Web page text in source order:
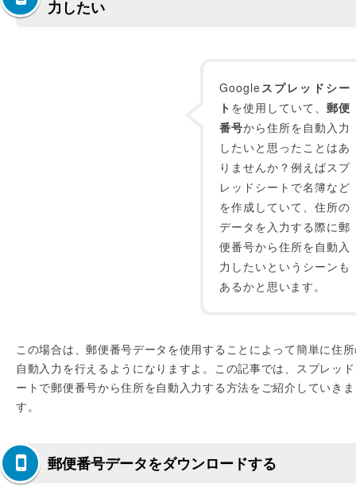
力したい
Googleスプレッドシー
ト を使用していて、郵便
番号から住所を自動入力
したいと思ったことはあ
りませんか？例えばスプ
レッドシートで名簿など
を作成していて、住所の
データを入力する際に郵
便番号から住所を自動入
力したいというシーンも
あるかと思います。
この場合は、郵便番号データを使用することによって簡単に住
自動入力を行えるようになりますよ。この記事では、スプレッ
ートで郵便番号から住所を自動入力する方法をご紹介していきま
す。
郵便番号データをダウンロードする